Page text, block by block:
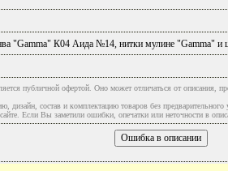
"Gammа" К04 Аида №14, нитки мулине "Gammа" и
публичной офертой. Оно может отличаться от описания,
дизайн, состав и комплектацию товаров без предварительного
Если Вы заметили ошибки, опечатки или неточности в